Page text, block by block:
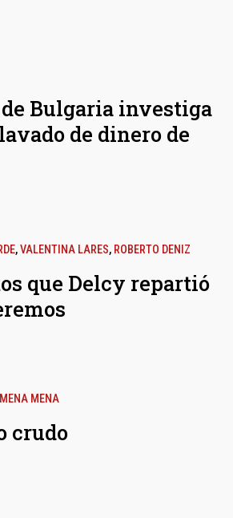
Bulgaria investiga
de dinero de
,VALENTINA LARES, ROBERTO DENIZ
que Delcy repartió
MENA
crudo